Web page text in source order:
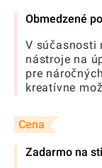
Obmedzené
V súčasnosti
nástroje na
pre
kreatívne
Cena
Zadarmo na